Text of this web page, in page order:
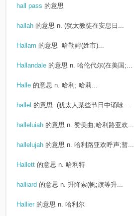
hall pass 的意思
hallah 的意思 n. (犹太教徒在安息日...
Hallam 的意思 哈勒姆(姓市)...
Hallandale 的意思 n. 哈伦代尔(在美国;...
Halle 的意思 n. 哈利; 哈莉...
hallel 的意思 (犹太人某些节日中诵咏...
halleluiah 的意思 n. 赞美曲;哈利路亚欢...
hallelujah 的意思 n. 哈利路亚欢呼声;暂...
Hallett 的意思 n. 哈利特
halliard 的意思 n. 升降索(帆;旗等升...
Hallier 的意思 n. 哈利尔